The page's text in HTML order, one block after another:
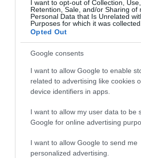
I want to opt-out of Collection, Use,
Retention, Sale, and/or Sharing of
Personal Data that Is Unrelated
Purposes for which it was collected.
Opted Out
Google consents
I want to allow Google to enable
related to advertising like cookies
device identifiers in apps.
I want to allow my user data to be
Google for online advertising
I want to allow Google to send me
personalized advertising.
Ahány ház, annyi hűsítő